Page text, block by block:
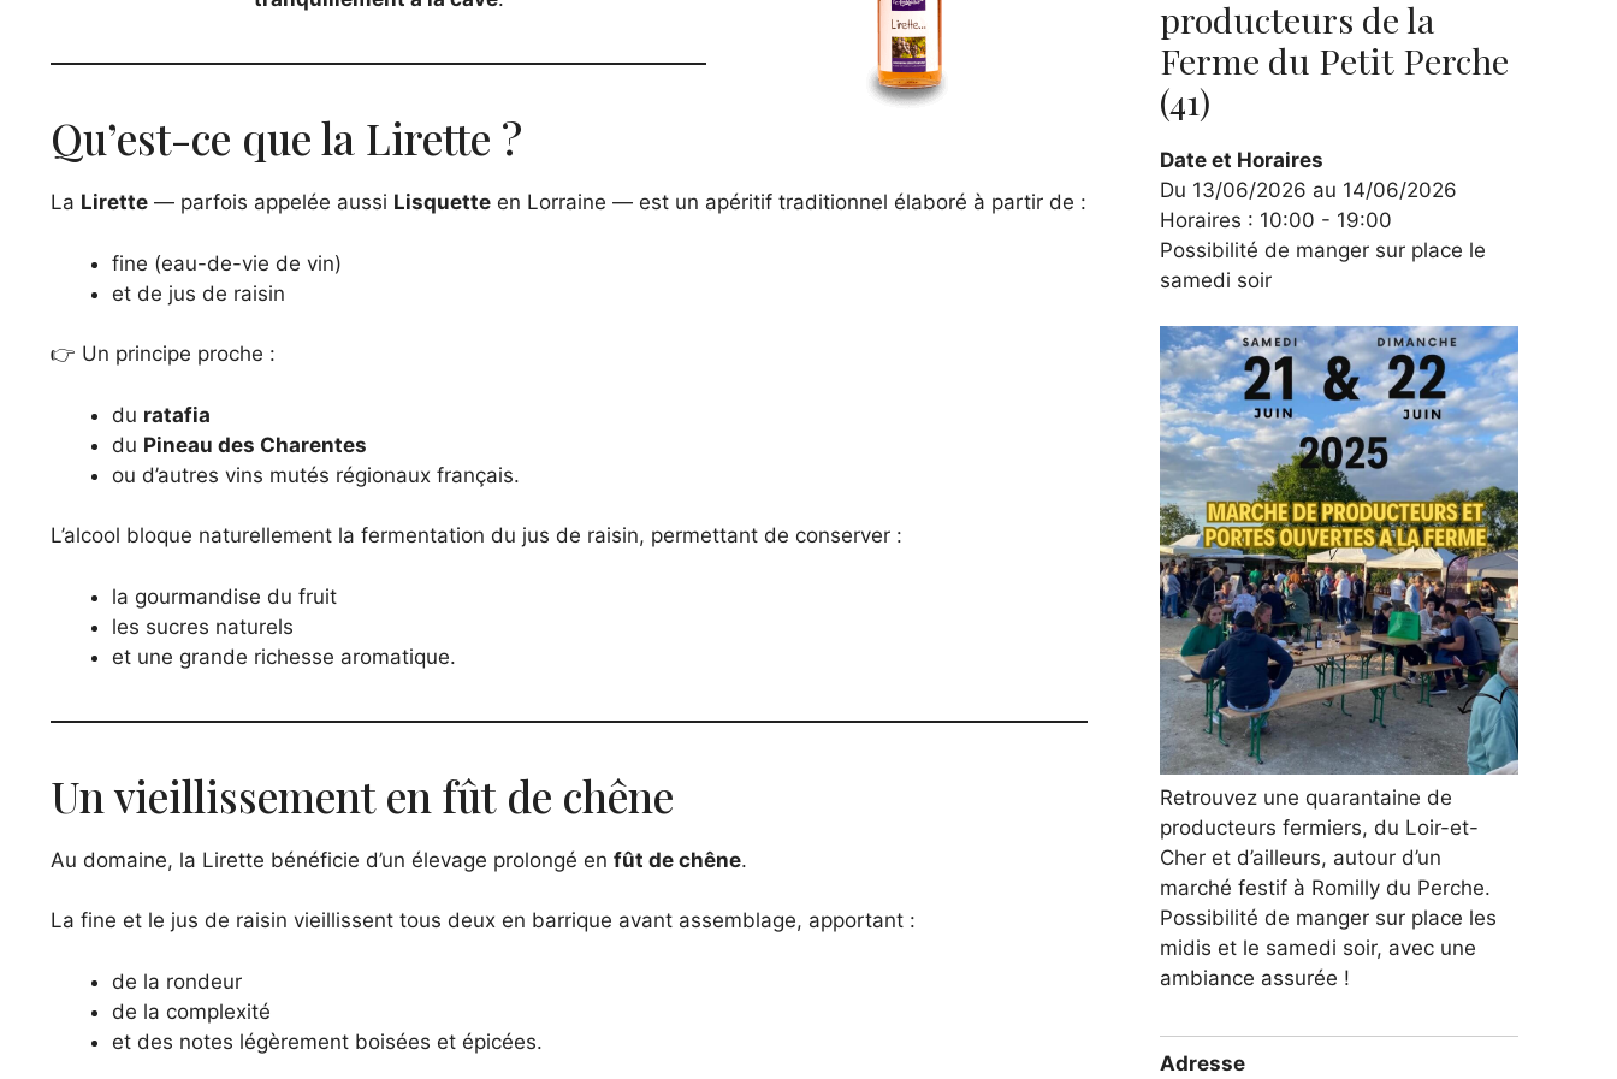
Qu’est-ce que la Lirette ?
La Lirette — parfois appelée aussi Lisquette en Lorraine — est un apéritif traditionnel élaboré à partir de :
fine (eau-de-vie de vin)
et de jus de raisin
👉 Un principe proche :
du ratafia
du Pineau des Charentes
ou d’autres vins mutés régionaux français.
L’alcool bloque naturellement la fermentation du jus de raisin, permettant de conserver :
la gourmandise du fruit
les sucres naturels
et une grande richesse aromatique.
Un vieillissement en fût de chêne
Au domaine, la Lirette bénéficie d’un élevage prolongé en fût de chêne.
La fine et le jus de raisin vieillissent tous deux en barrique avant assemblage, apportant :
de la rondeur
de la complexité
et des notes légèrement boisées et épicées.
producteurs de la
Ferme du Petit Perche
(41)
Date et Horaires
Du 13/06/2026 au 14/06/2026
Horaires : 10:00 - 19:00
Possibilité de manger sur place le
samedi soir
Retrouvez une quarantaine de
producteurs fermiers, du Loir-et-
Cher et d’ailleurs, autour d’un
marché festif à Romilly du Perche.
Possibilité de manger sur place les
midis et le samedi soir, avec une
ambiance assurée !
Adresse